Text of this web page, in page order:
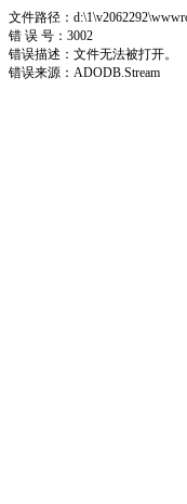
文件路径：
错 误 号：3002
错误描述：文件无法被打开。
错误来源：ADODB.Stream